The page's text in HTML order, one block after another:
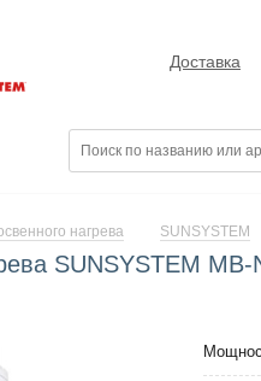
Доставка
нагрева SUNSYSTEM
SUNSYSTEM MB-